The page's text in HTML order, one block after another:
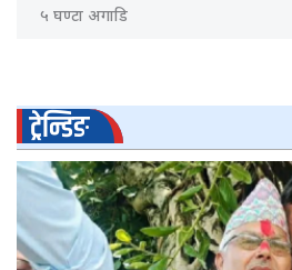
५ घण्टा अगाडि
ट्रेन्डिङ